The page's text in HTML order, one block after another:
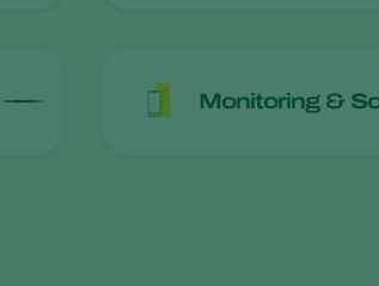
Monitoring &